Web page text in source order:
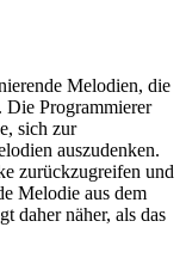
Melodien, die
Die Programmierer
sich zur
auszudenken.
zurückzugreifen und
Melodie aus dem
daher näher, als das